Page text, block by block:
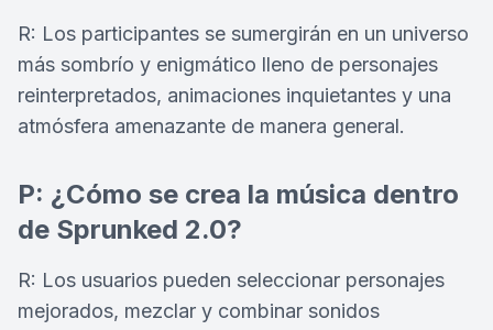
R: Los participantes se sumergirán en un universo
más sombrío y enigmático lleno de personajes
reinterpretados, animaciones inquietantes y una
atmósfera amenazante de manera general.
P: ¿Cómo se crea la música dentro
de Sprunked 2.0?
R: Los usuarios pueden seleccionar personajes
mejorados, mezclar y combinar sonidos